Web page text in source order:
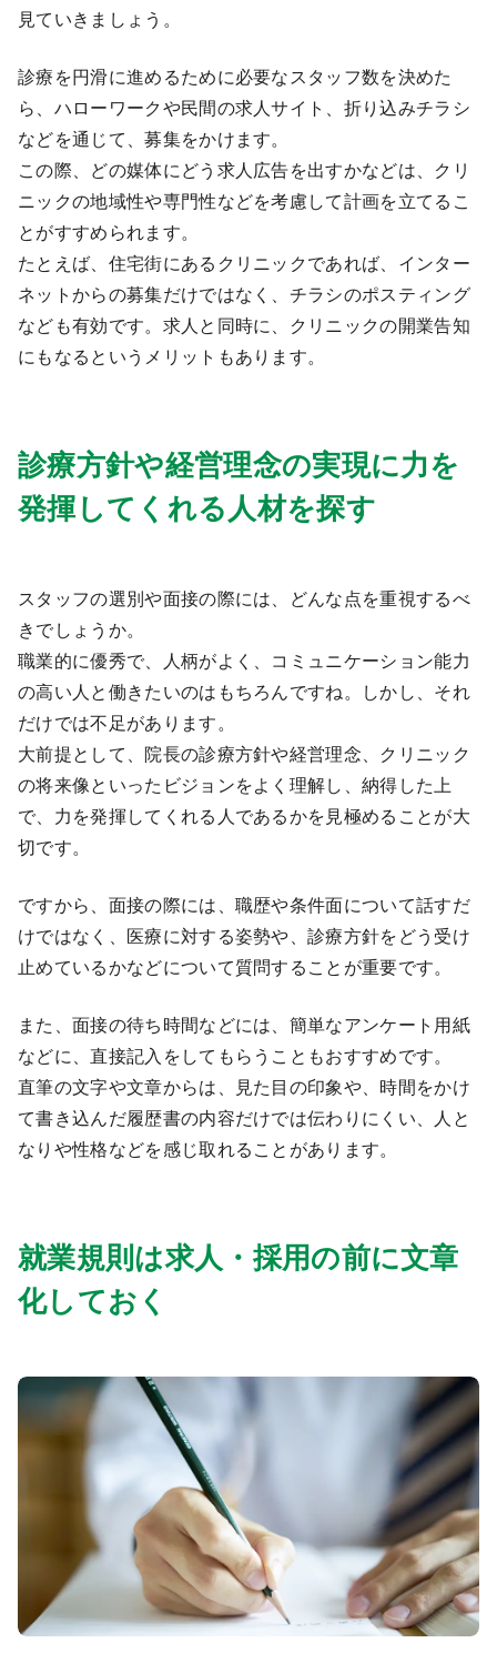
見ていきましょう。
診療を円滑に進めるために必要なスタッフ数を決めた
ら、ハローワークや民間の求人サイト、折り込みチラシ
などを通じて、募集をかけます。
この際、どの媒体にどう求人広告を出すかなどは、クリ
ニックの地域性や専門性などを考慮して計画を立てるこ
とがすすめられます。
たとえば、住宅街にあるクリニックであれば、インター
ネットからの募集だけではなく、チラシのポスティング
なども有効です。求人と同時に、クリニックの開業告知
にもなるというメリットもあります。
診療方針や経営理念の実現に力を
発揮してくれる人材を探す
スタッフの選別や面接の際には、どんな点を重視するべ
きでしょうか。
職業的に優秀で、人柄がよく、コミュニケーション能力
の高い人と働きたいのはもちろんですね。しかし、それ
だけでは不足があります。
大前提として、院長の診療方針や経営理念、クリニック
の将来像といったビジョンをよく理解し、納得した上
で、力を発揮してくれる人であるかを見極めることが大
切です。
ですから、面接の際には、職歴や条件面について話すだ
けではなく、医療に対する姿勢や、診療方針をどう受け
止めているかなどについて質問することが重要です。
また、面接の待ち時間などには、簡単なアンケート用紙
などに、直接記入をしてもらうこともおすすめです。
直筆の文字や文章からは、見た目の印象や、時間をかけ
て書き込んだ履歴書の内容だけでは伝わりにくい、人と
なりや性格などを感じ取れることがあります。
就業規則は求人・採用の前に文章
化しておく